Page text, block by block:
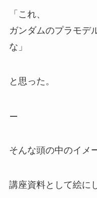
「これ、
ガンダムのプラモデ
な」
と思った。
—
そんな頭の中のイメ
講座資料として絵に